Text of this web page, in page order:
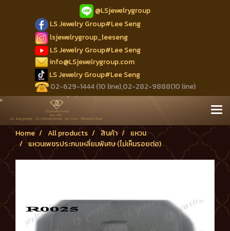
@LSjewelrygroup
LS Jewelry Group#Lee Seng
lsjewelrygroup_leeseng
LS Jewelry Group#Lee Seng
info@LSjewelrygroup.com
LS Jewelry Group#Lee Seng
02-629-1444 (10 line),02-282-9888(10 line)
Home All products สินค้า
แหวน
แหวนเพชรประกบเหลี่ยมพิเศษ (ไม่เห็นรอยต่อ)